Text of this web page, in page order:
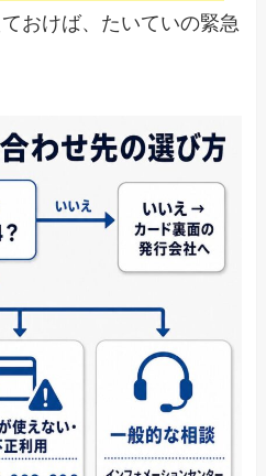
おけば、たいていの緊急